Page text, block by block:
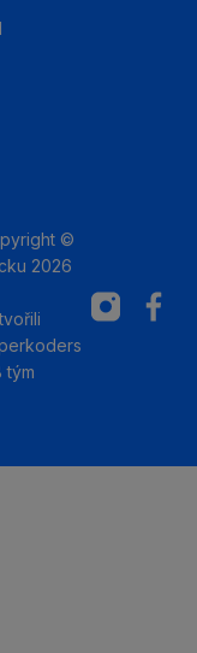
©
2026
tým
Instagram